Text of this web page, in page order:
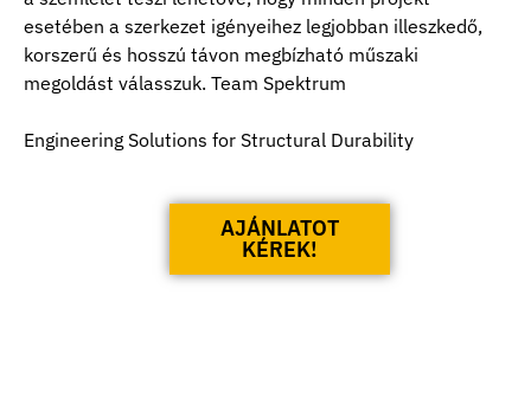
esetében a szerkezet igényeihez legjobban illeszkedő,
korszerű és hosszú távon megbízható műszaki
megoldást válasszuk. Team Spektrum
Engineering Solutions for Structural Durability
AJÁNLATOT
KÉREK!